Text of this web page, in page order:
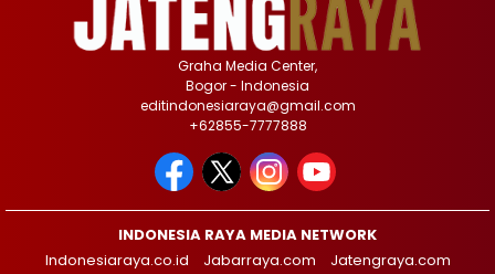
Graha Media Center,
Bogor - Indonesia
editindonesiaraya@gmail.com
+62855-7777888
INDONESIA RAYA MEDIA NETWORK
Indonesiaraya.co.id
Jabarraya.com
Jatengraya.com